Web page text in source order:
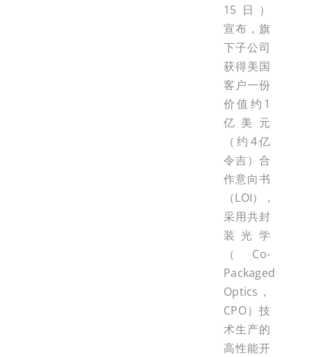
15日）
宣布，旗
下子公司
获得美国
客户一份
价值约1
亿美元
（约4亿
令吉）合
作意向书
（LOI），
采用共封
装光学
（Co-
Packaged
Optics，
CPO）技
术生产的
高性能开